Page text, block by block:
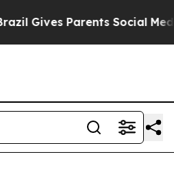
Parents Social Media